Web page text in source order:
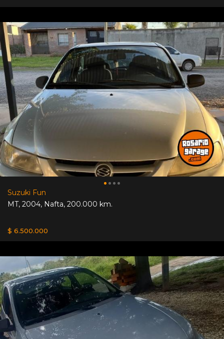
Suzuki Fun
MT, 2004, Nafta, 200.000 km.
$ 6.500.000